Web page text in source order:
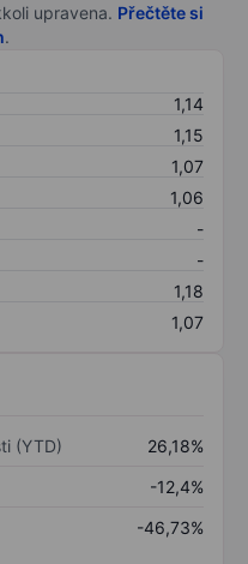
upravena. Přečtěte si
.
1,14
1,15
1,07
1,06
-
-
1,18
1,07
(YTD)
26,18%
-12,4%
-46,73%